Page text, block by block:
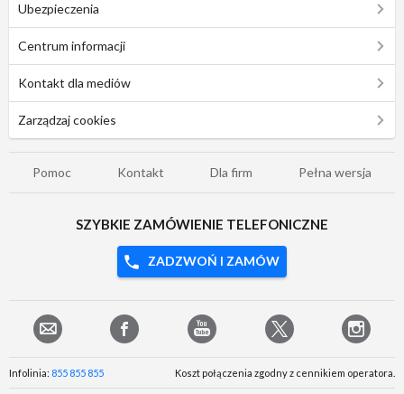
Ubezpieczenia
Centrum informacji
Kontakt dla mediów
Zarządzaj cookies
Pomoc Kontakt Dla firm Pełna wersja
SZYBKIE ZAMÓWIENIE TELEFONICZNE
ZADZWOŃ I ZAMÓW
Infolinia: 855 855 855 Koszt połączenia zgodny z cennikiem operatora.